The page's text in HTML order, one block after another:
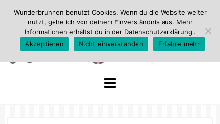
Wunderbrunnen benutzt Cookies. Wenn du die Website weiter
nutzt, gehe ich von deinem Einverständnis aus. Mehr
Informationen erhältst du in der Datenschutzerklärung .
Akzeptieren
Nicht einverstanden Erfahre mehr